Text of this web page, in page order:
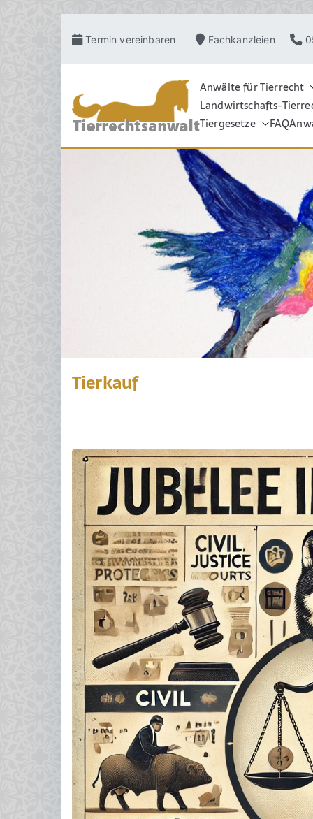
InhaltTermin vereinbaren Fachkanzleien
Pferderecht,
Grosstierrecht,
Schadensrecht,
Anwälte für Tierrecht
Landwirtschafts-
Tiergesetze
FAQ
Tierkauf